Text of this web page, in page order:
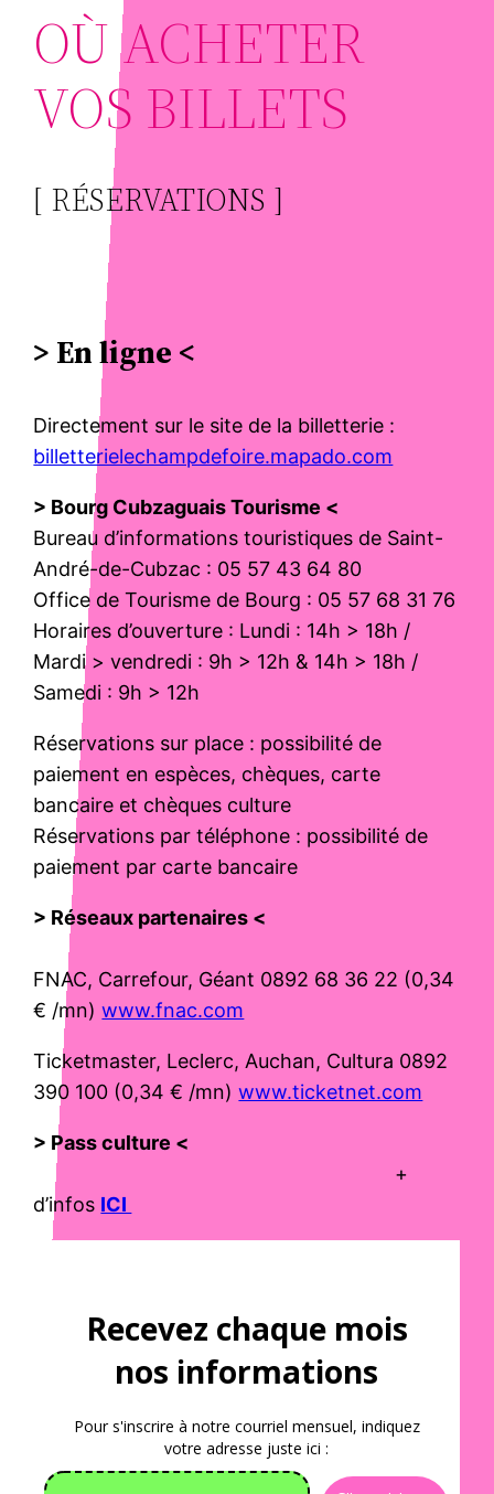
OÙ ACHETER
VOS BILLETS
[ RÉSERVATIONS ]
> En ligne <
Directement sur le site de la billetterie :
billetterielechampdefoire.mapado.com
> Bourg Cubzaguais Tourisme <
Bureau d’informations touristiques de Saint-
André-de-Cubzac : 05 57 43 64 80
Office de Tourisme de Bourg : 05 57 68 31 76
Horaires d’ouverture : Lundi : 14h > 18h /
Mardi > vendredi : 9h > 12h & 14h > 18h /
Samedi : 9h > 12h
Réservations sur place : possibilité de
paiement en espèces, chèques, carte
bancaire et chèques culture
Réservations par téléphone : possibilité de
paiement par carte bancaire
> Réseaux partenaires <
FNAC, Carrefour, Géant 0892 68 36 22 (0,34
€ /mn)www.fnac.com
Ticketmaster, Leclerc, Auchan, Cultura 0892
390 100 (0,34 € /mn)www.ticketnet.com
> Pass culture <
+
d’infos ICI